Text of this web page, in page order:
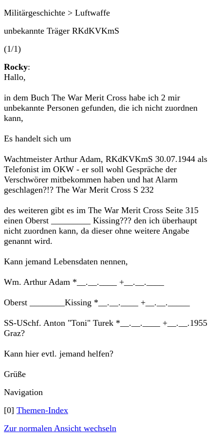
Militärgeschichte > Luftwaffe
unbekannte Träger RKdKVKmS
(1/1)
Rocky:
Hallo,
in dem Buch The War Merit Cross habe ich 2 mir
unbekannte Personen gefunden, die ich nicht zuordnen
kann,
Es handelt sich um
Wachtmeister Arthur Adam, RKdKVKmS 30.07.1944 als
Telefonist im OKW - er soll wohl Gespräche der
Verschwörer mitbekommen haben und hat Alarm
geschlagen?!? The War Merit Cross S 232
des weiteren gibt es im The War Merit Cross Seite 315
einen Oberst _________ Kissing??? den ich überhaupt
nicht zuordnen kann, da dieser ohne weitere Angabe
genannt wird.
Kann jemand Lebensdaten nennen,
Wm. Arthur Adam *__.__.____ +__.__.____
Oberst ________Kissing *__.__.____ +__.__._____
SS-USchf. Anton "Toni" Turek *__.__.____ +__.__.1955
Graz?
Kann hier evtl. jemand helfen?
Grüße
Navigation
[0] Themen-Index
Zur normalen Ansicht wechseln